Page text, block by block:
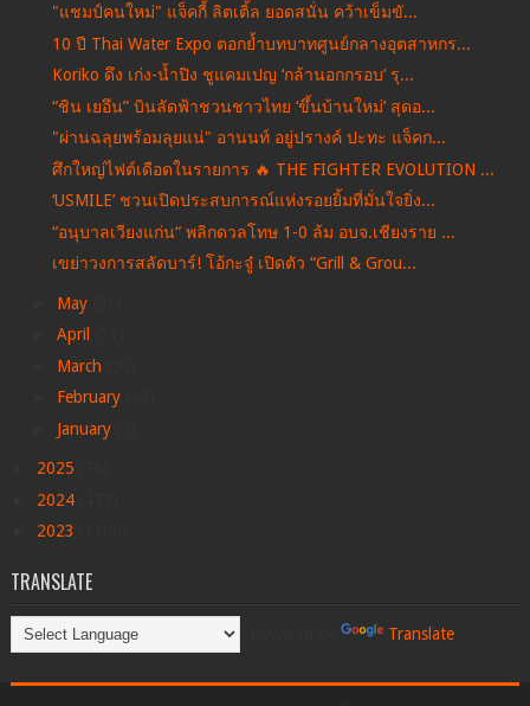
"แชมป์คนใหม่" แจ็คกี้ ลิตเติ้ล ยอดสนั่น คว้าเข็มขั...
10 ปี Thai Water Expo ตอกย้ำบทบาทศูนย์กลางอุตสาหกร...
Koriko ดึง เก่ง-น้ำปิง ชูแคมเปญ ‘กล้านอกกรอบ’ รุ...
“ชิน เยอึน” บินลัดฟ้าชวนชาวไทย ‘ขึ้นบ้านใหม่’ สุดอ...
"ผ่านฉลุยพร้อมลุยแน่" อานนท์ อยู่ปรางค์ ปะทะ แจ็คก...
ศึกใหญ่ไฟต์เดือดในรายการ 🔥 THE FIGHTER EVOLUTION ...
‘USMILE’ ชวนเปิดประสบการณ์แห่งรอยยิ้มที่มั่นใจยิ่ง...
“อนุบาลเวียงแก่น“ พลิกดวลโทษ 1-0 ล้ม อบจ.เชียงราย ...
เขย่าวงการสลัดบาร์! โอ้กะจู๋ เปิดตัว “Grill & Grou...
May
April
March
February
January
2025
2024
2023
TRANSLATE
Translate